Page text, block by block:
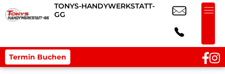
TONYS-HANDYWERKSTATT-
GG
Termin Buchen